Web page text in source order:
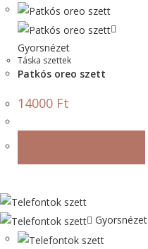
Gyorsnézet
Táska szettek
Patkós oreo szett
14000 Ft
Gyorsnézet